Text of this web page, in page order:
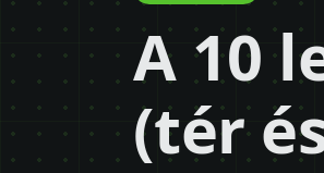
A 10
(tér